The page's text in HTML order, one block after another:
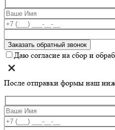
Даю согласие на сбор и
После отправки формы наш